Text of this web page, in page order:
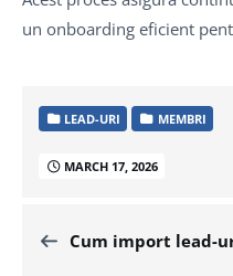
un onboarding eficient
LEAD-URI MEMBRI
MARCH 17, 2026
Cum import lead-